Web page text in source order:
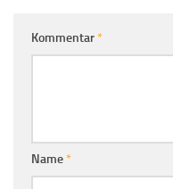
Kommentar *
Name *